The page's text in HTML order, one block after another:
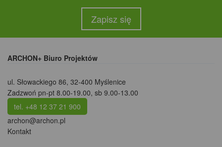
Zapisz się
ARCHON+ Biuro Projektów
ul. Słowackiego 86, 32-400 Myślenice
Zadzwoń pn-pt 8.00-19.00, sb 9.00-13.00
tel. +48 12 37 21 900
archon@archon.pl
Kontakt